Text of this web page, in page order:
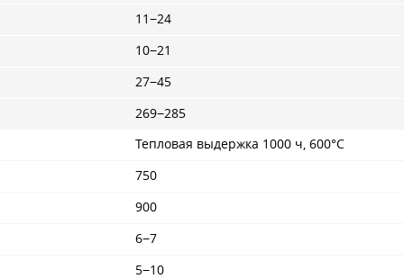
11−24
10−21
27−45
269−285
Тепловая выдержка 1000 ч, 600°С
750
900
6−7
5−10